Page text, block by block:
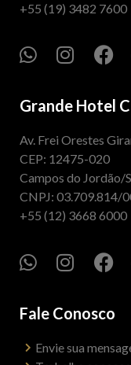
+55 (19) 3482 7600
Grande Hotel
Av. Frei Orestes
CEP: 12475-020
Campos do Jordão/
CNPJ: 03.709.814/
+55 (12) 3668 6000
Fale Conosco
Envie sua